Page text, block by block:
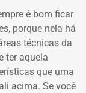
é bom ficar
porque nela há
técnicas da
ter aquela
que uma
acima. Se você